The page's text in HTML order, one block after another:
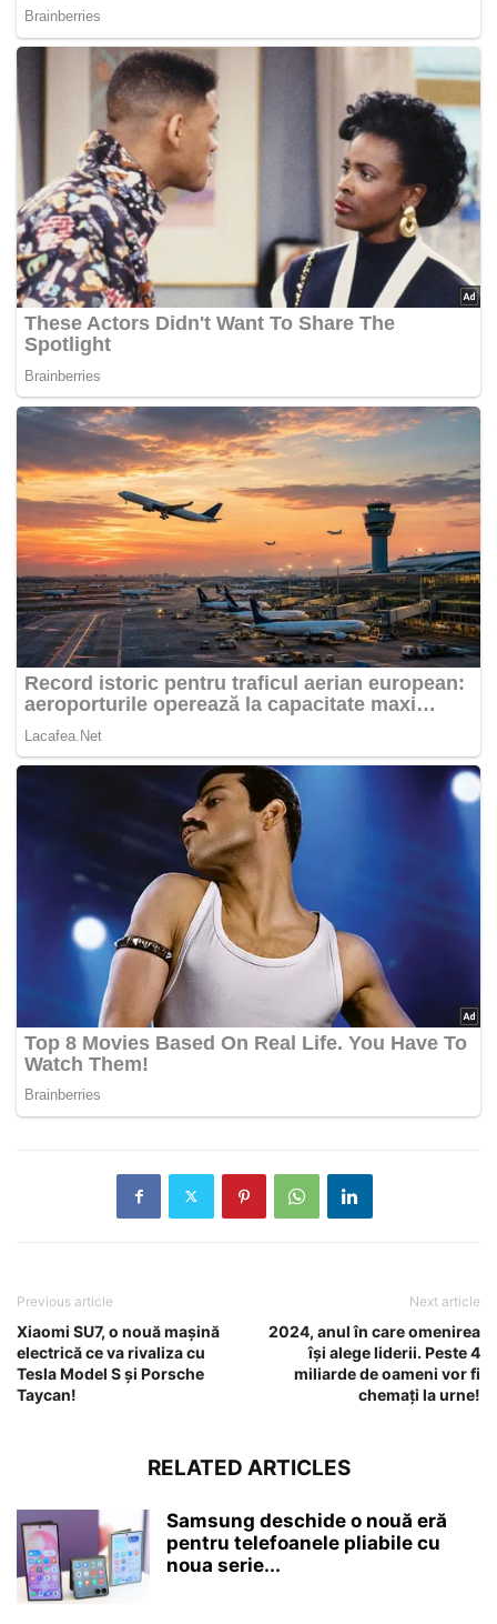
Previous article
Xiaomi SU7, o nouă mașină
electrică ce va rivaliza cu
Tesla Model S și Porsche
Taycan!
Next article
2024, anul în care omenirea
își alege liderii. Peste 4
miliarde de oameni vor fi
chemați la urne!
RELATED ARTICLES
Samsung deschide o nouă eră
pentru telefoanele pliabile cu
noua serie...